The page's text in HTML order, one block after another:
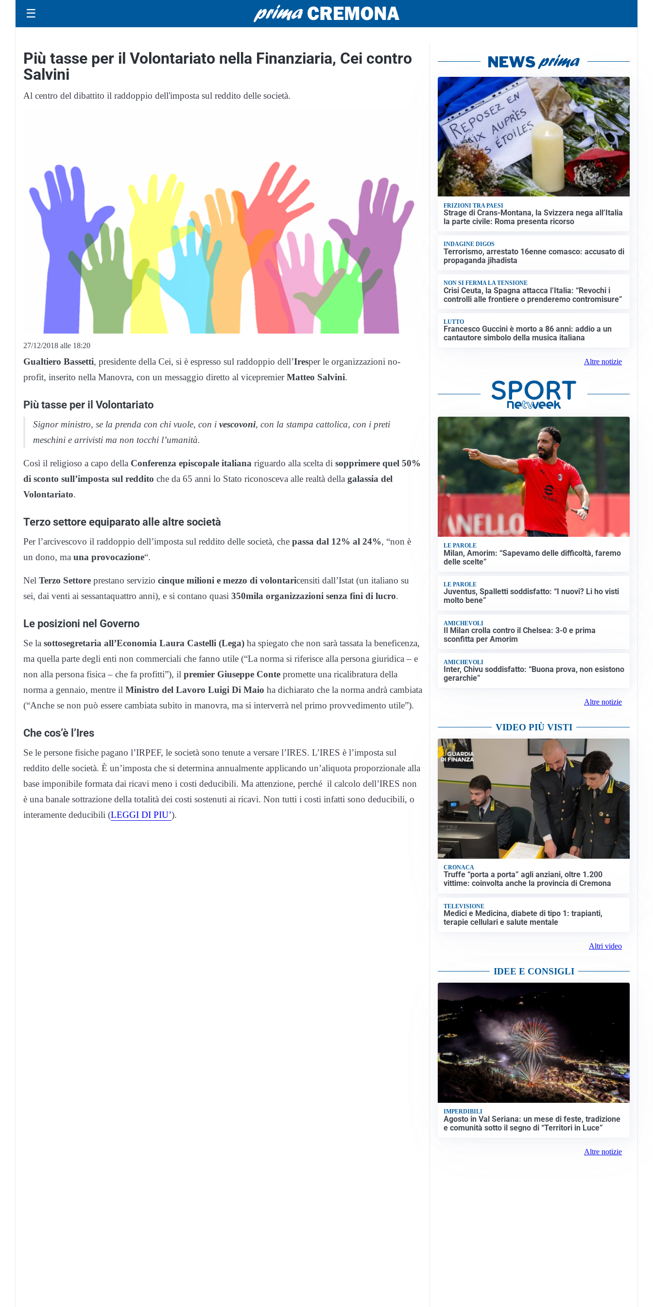
☰
Più tasse per il Volontariato nella Finanziaria, Cei contro
Salvini
Al centro del dibattito il raddoppio dell'imposta sul reddito delle società.
27/12/2018 alle 18:20
Gualtiero Bassetti, presidente della Cei, si è espresso sul raddoppio dell’Iresper le organizzazioni no-
profit, inserito nella Manovra, con un messaggio diretto al vicepremierMatteo Salvini.
Più tasse per il Volontariato
Signor ministro, se la prenda con chi vuole, con i vescovoni, con la stampa cattolica, con i preti
meschini e arrivisti ma non tocchi l’umanità.
Così il religioso a capo della Conferenza episcopale italiana riguardo alla scelta di sopprimere quel 50%
di sconto sull’imposta sul reddito che da 65 anni lo Stato riconosceva alle realtà della galassia del
Volontariato.
Terzo settore equiparato alle altre società
Per l’arcivescovo il raddoppio dell’imposta sul reddito delle società, che passa dal 12% al 24%, “non è
un dono, ma una provocazione“.
Nel Terzo Settore prestano servizio cinque milioni e mezzo di volontaricensiti dall’Istat (un italiano su
sei, dai venti ai sessantaquattro anni), e si contano quasi 350mila organizzazioni senza fini di lucro.
Le posizioni nel Governo
Se la sottosegretaria all’Economia Laura Castelli (Lega) ha spiegato che non sarà tassata la beneficenza,
ma quella parte degli enti non commerciali che fanno utile (“La norma si riferisce alla persona giuridica – e
non alla persona fisica – che fa profitti”), il premier Giuseppe Conte promette una ricalibratura della
norma a gennaio, mentre il Ministro del Lavoro Luigi Di Maio ha dichiarato che la norma andrà cambiata
(“Anche se non può essere cambiata subito in manovra, ma si interverrà nel primo provvedimento utile”).
Che cos’è l’Ires
Se le persone fisiche pagano l’IRPEF, le società sono tenute a versare l’IRES. L’IRES è l’imposta sul
reddito delle società. È un’imposta che si determina annualmente applicando un’aliquota proporzionale alla
base imponibile formata dai ricavi meno i costi deducibili. Ma attenzione, perché il calcolo dell’IRES non
è una banale sottrazione della totalità dei costi sostenuti ai ricavi. Non tutti i costi infatti sono deducibili, o
interamente deducibili (LEGGI DI PIU’).
FRIZIONI TRA PAESI
Strage di Crans-Montana, la Svizzera nega all’Italia
la parte civile: Roma presenta ricorso
INDAGINE DIGOS
Terrorismo, arrestato 16enne comasco: accusato di
propaganda jihadista
NON SI FERMA LA TENSIONE
Crisi Ceuta, la Spagna attacca l’Italia: “Revochi i
controlli alle frontiere o prenderemo contromisure”
LUTTO
Francesco Guccini è morto a 86 anni: addio a un
cantautore simbolo della musica italiana
Altre notizie
LE PAROLE
Milan, Amorim: “Sapevamo delle difficoltà, faremo
delle scelte”
LE PAROLE
Juventus, Spalletti soddisfatto: “I nuovi? Li ho visti
molto bene”
AMICHEVOLI
Il Milan crolla contro il Chelsea: 3-0 e prima
sconfitta per Amorim
AMICHEVOLI
Inter, Chivu soddisfatto: “Buona prova, non esistono
gerarchie”
Altre notizie
VIDEO PIÙ VISTI
CRONACA
Truffe “porta a porta” agli anziani, oltre 1.200
vittime: coinvolta anche la provincia di Cremona
TELEVISIONE
Medici e Medicina, diabete di tipo 1: trapianti,
terapie cellulari e salute mentale
Altri video
IDEE E CONSIGLI
IMPERDIBILI
Agosto in Val Seriana: un mese di feste, tradizione
e comunità sotto il segno di “Territori in Luce”
Altre notizie